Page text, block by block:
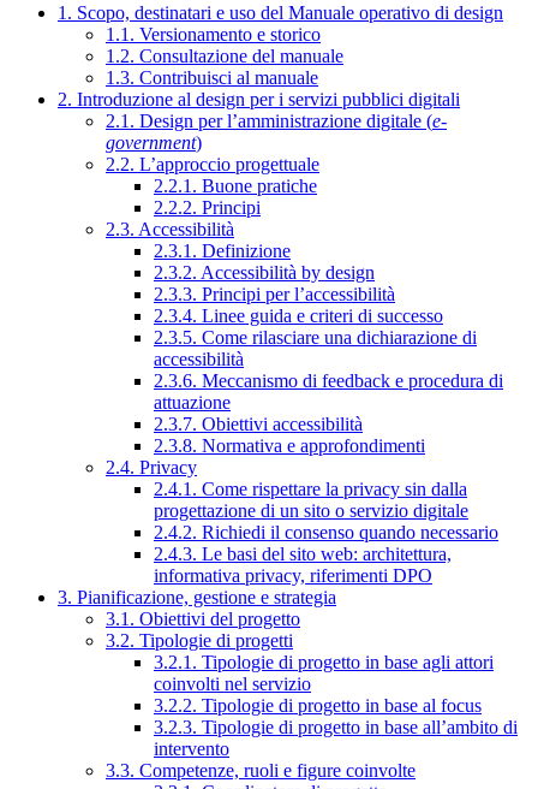
1. Scopo, destinatari e uso del Manuale operativo di design
1.1. Versionamento e storico
1.2. Consultazione del manuale
1.3. Contribuisci al manuale
2. Introduzione al design per i servizi pubblici digitali
2.1. Design per l’amministrazione digitale (e-
government)
2.2. L’approccio progettuale
2.2.1. Buone pratiche
2.2.2. Principi
2.3. Accessibilità
2.3.1. Definizione
2.3.2. Accessibilità by design
2.3.3. Principi per l’accessibilità
2.3.4. Linee guida e criteri di successo
2.3.5. Come rilasciare una dichiarazione di
accessibilità
2.3.6. Meccanismo di feedback e procedura di
attuazione
2.3.7. Obiettivi accessibilità
2.3.8. Normativa e approfondimenti
2.4. Privacy
2.4.1. Come rispettare la privacy sin dalla
progettazione di un sito o servizio digitale
2.4.2. Richiedi il consenso quando necessario
2.4.3. Le basi del sito web: architettura,
informativa privacy, riferimenti DPO
3. Pianificazione, gestione e strategia
3.1. Obiettivi del progetto
3.2. Tipologie di progetti
3.2.1. Tipologie di progetto in base agli attori
coinvolti nel servizio
3.2.2. Tipologie di progetto in base al focus
3.2.3. Tipologie di progetto in base all’ambito di
intervento
3.3. Competenze, ruoli e figure coinvolte